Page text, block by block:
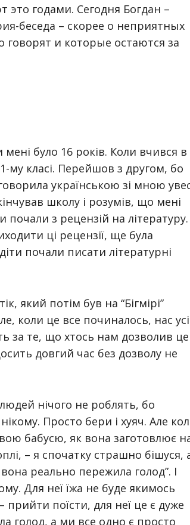
годами. Сегодня Богдан –
беседа – скорее о неприятных
говорят и которые остаются за
було 16 років. Коли вчився в
му класі. Перейшов з другом, бо
українською зі мною
школу і розумів, що мені
з рецензій на літературу.
ці рецензії, ще була
почали писати літературні
який потім був на “Бігмірі”
коли це все починалось, нас усі
за те, що хтось нам дозволив це
довгий час без дозволу не
людей нічого не роблять, бо
Просто бери і хуяч. Але
бабусю, як вона заготовлює
– я спочатку страшно бішуся,
реально пережила голод”. І
Для неї їжа не буде якимось
поїсти, для неї це є дуже
голод, а ми все одно є просто